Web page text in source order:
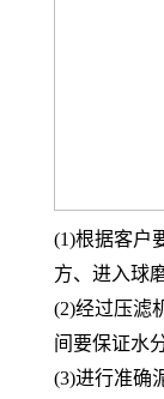
(1)根据客户
方、进入球磨
(2)经过压滤
间要保证水
(3)进行准确